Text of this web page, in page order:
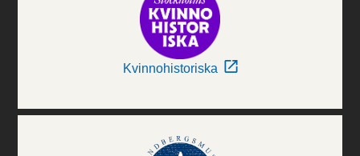
Kvinnohistoriska